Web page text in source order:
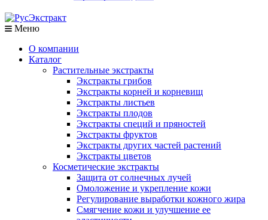
Меню
О компании
Каталог
Растительные экстракты
Экстракты грибов
Экстракты корней и корневищ
Экстракты листьев
Экстракты плодов
Экстракты специй и пряностей
Экстракты фруктов
Экстракты других частей растений
Экстракты цветов
Косметические экстракты
Защита от солнечных лучей
Омоложение и укрепление кожи
Регулирование выработки кожного жира
Смягчение кожи и улучшение ее